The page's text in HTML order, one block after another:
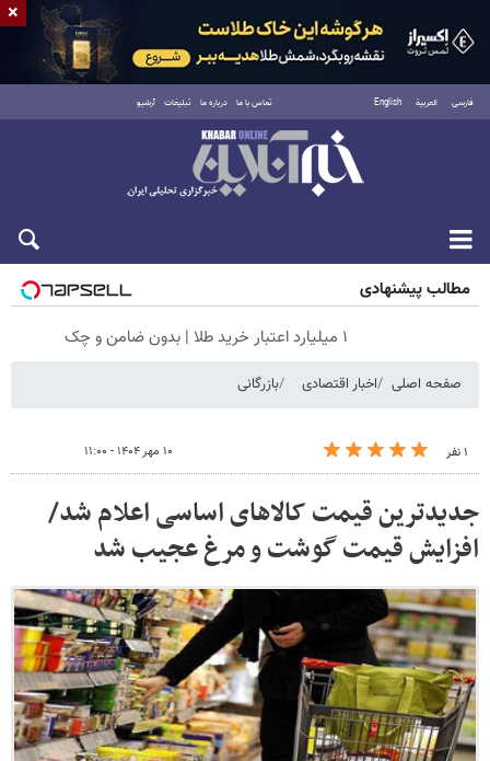
فارسی العربية English تماس با ما درباره ما تبلیغات آرشیو
جمعه ۱۶ مرداد ۱۴۰۵
مطالب پیشنهادی
۱ میلیارد اعتبار خرید طلا | بدون ضامن و چک
صفحه اصلی اخبار اقتصادی بازرگانی
۱ نفر ۱۰ مهر ۱۴۰۴ - ۱۱:۰۰
جدیدترین قیمت کالاهای اساسی اعلام شد/
افزایش قیمت گوشت و مرغ عجیب شد
×